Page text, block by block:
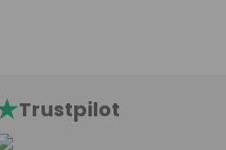
Trustpilot